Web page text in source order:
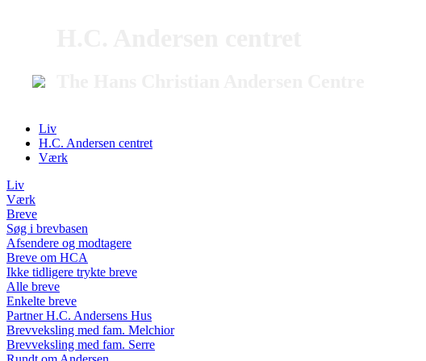
Liv
H.C. Andersen centret
Værk
Liv
Værk
Breve
Søg i brevbasen
Afsendere og modtagere
Breve om HCA
Ikke tidligere trykte breve
Alle breve
Enkelte breve
Partner H.C. Andersens Hus
Brevveksling med fam. Melchior
Brevveksling med fam. Serre